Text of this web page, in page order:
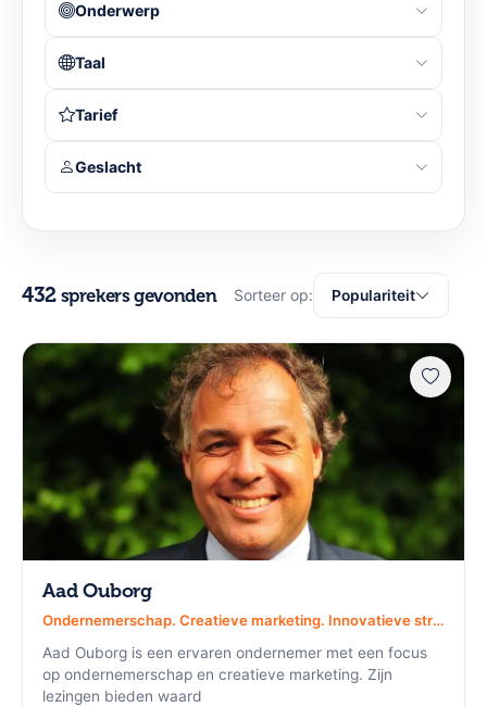
Onderwerp
Taal
Tarief
Geslacht
432sprekers gevonden Sorteer op: Populariteit
Aad Ouborg
Ondernemerschap. Creatieve marketing. Innovatieve strategieën.
Aad Ouborg is een ervaren ondernemer met een focus
op ondernemerschap en creatieve marketing. Zijn
lezingen bieden waard